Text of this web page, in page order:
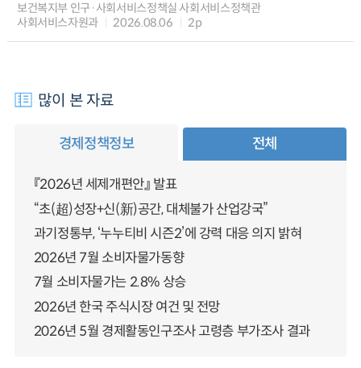
보건복지부 인구·사회서비스정책실 사회서비스정책관
사회서비스자원과
2026.08.06 2p
많이 본 자료
경제정책정보 전체
『2026년 세제개편안』 발표
“초(超)성장+신(新)공간, 대체불가 산업강국”
과기정통부, ‘누누티비 시즌2’에 강력 대응 의지 밝혀
2026년 7월 소비자물가동향
7월 소비자물가는 2.8% 상승
2026년 한국 주식시장 여건 및 전망
2026년 5월 경제활동인구조사 고령층 부가조사 결과